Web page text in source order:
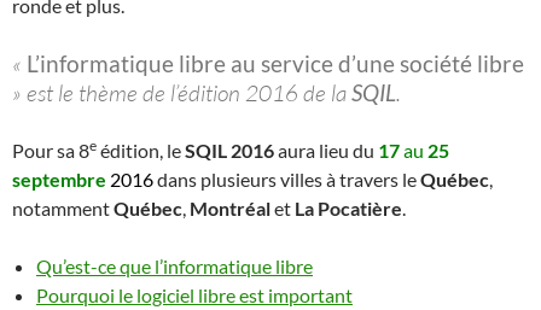
ronde et plus.
« L’informatique libre au service d’une société libre
» est le thème de l’édition 2016 de laSQIL.
Pour sa 8e édition, leSQIL 2016aura lieu du 17au 25
septembre 2016dans plusieurs villes à travers leQuébec,
notammentQuébec, Montréalet La Pocatière.
Qu’est-ce que l’informatique libre
Pourquoi le logiciel libre est important